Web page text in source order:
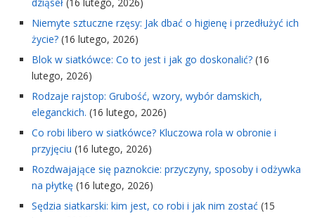
dziąseł (16 lutego, 2026)
Niemyte sztuczne rzęsy: Jak dbać o higienę i przedłużyć ich
życie? (16 lutego, 2026)
Blok w siatkówce: Co to jest i jak go doskonalić? (16
lutego, 2026)
Rodzaje rajstop: Grubość, wzory, wybór damskich,
eleganckich. (16 lutego, 2026)
Co robi libero w siatkówce? Kluczowa rola w obronie i
przyjęciu (16 lutego, 2026)
Rozdwajające się paznokcie: przyczyny, sposoby i odżywka
na płytkę (16 lutego, 2026)
Sędzia siatkarski: kim jest, co robi i jak nim zostać (15